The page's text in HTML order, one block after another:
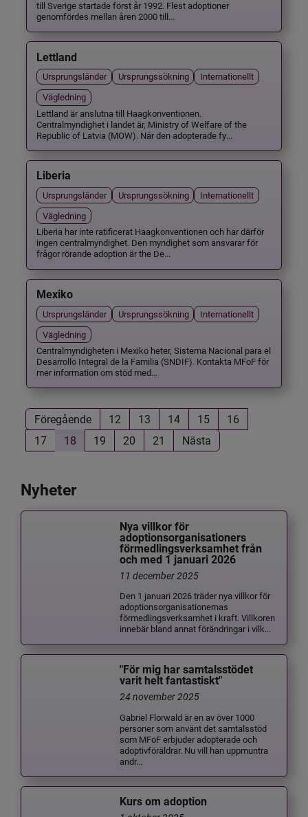
till Sverige startade först år 1992. Flest adoptioner
genomfördes mellan åren 2000 till...
Lettland
Ursprungsländer Ursprungssökning
Internationellt
Vägledning
Lettland är anslutna till Haagkonventionen.
Centralmyndighet i landet är, Ministry of Welfare of the
Republic of Latvia (MOW). När den adopterade fy...
Liberia
Ursprungsländer Ursprungssökning
Internationellt
Vägledning
Liberia har inte ratificerat Haagkonventionen och har därför
ingen centralmyndighet. Den myndighet som ansvarar för
frågor rörande adoption är the De...
Mexiko
Ursprungsländer Ursprungssökning
Internationellt
Vägledning
Centralmyndigheten i Mexiko heter, Sistema Nacional para el
Desarrollo Integral de la Familia (SNDIF). Kontakta MFoF för
mer information om stöd med...
Föregående 12 13 14 15
16
17
18 19 20 21 Nästa
Nyheter
Nya villkor för
adoptionsorganisationers
förmedlingsverksamhet från
och med 1 januari 2026
11 december 2025
Den 1 januari 2026 träder nya villkor för
adoptionsorganisationernas
förmedlingsverksamhet i kraft. Villkoren
innebär bland annat förändringar i vilk...
"För mig har samtalsstödet
varit helt fantastiskt"
24 november 2025
Gabriel Florwald är en av över 1000
personer som använt det samtalsstöd
som MFoF erbjuder adopterade och
adoptivföräldrar. Nu vill han uppmuntra
andr...
Kurs om adoption